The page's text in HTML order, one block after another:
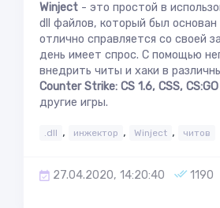
Winject - это простой в
dll файлов, который был
отлично справляется со своей
день имеет спрос. C помощью
внедрить читы и хаки в
Counter Strike: CS 1.6, CSS, CS:GO
другие игры.
.dll , инжектор , Winject , читов
27.04.2020, 14:20:40 1190